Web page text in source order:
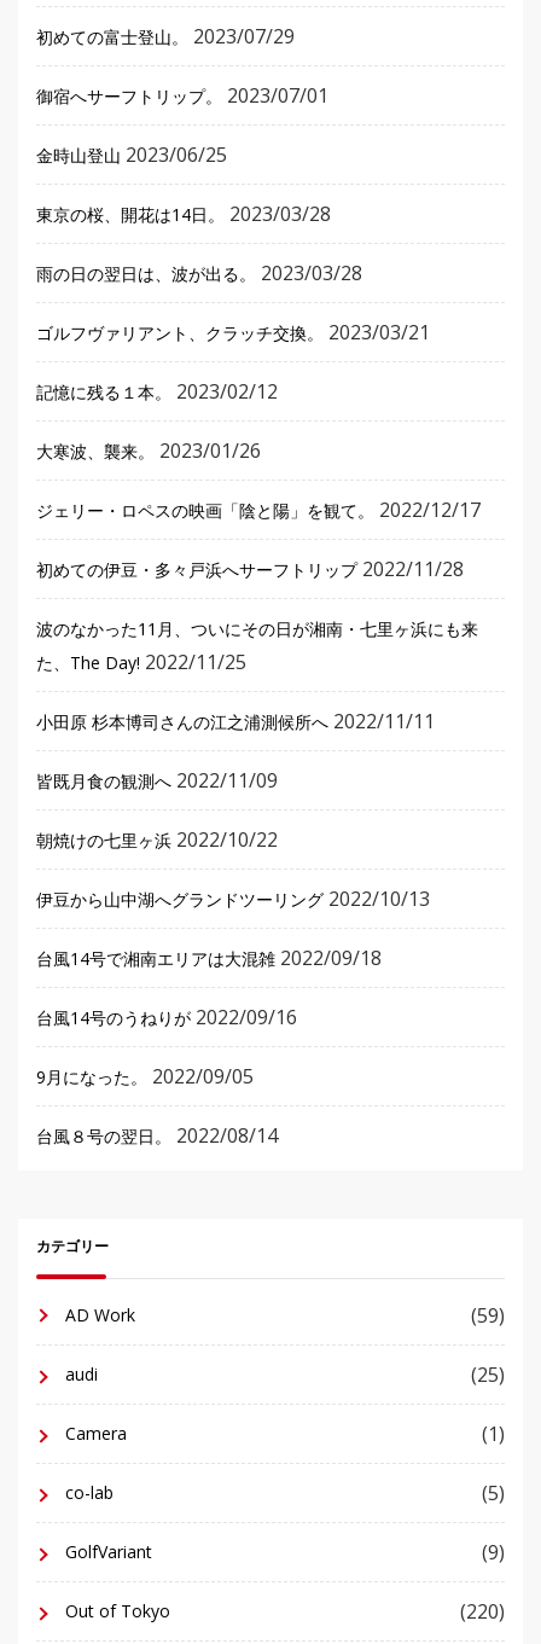
初めての富士登山。 2023/07/29
御宿へサーフトリップ。 2023/07/01
金時山登山 2023/06/25
東京の桜、開花は14日。 2023/03/28
雨の日の翌日は、波が出る。 2023/03/28
ゴルフヴァリアント、クラッチ交換。 2023/03/21
記憶に残る１本。 2023/02/12
大寒波、襲来。 2023/01/26
ジェリー・ロペスの映画「陰と陽」を観て。 2022/12/17
初めての伊豆・多々戸浜へサーフトリップ 2022/11/28
波のなかった11月、ついにその日が湘南・七里ヶ浜にも来
た、The Day! 2022/11/25
小田原 杉本博司さんの江之浦測候所へ 2022/11/11
皆既月食の観測へ 2022/11/09
朝焼けの七里ヶ浜 2022/10/22
伊豆から山中湖へグランドツーリング 2022/10/13
台風14号で湘南エリアは大混雑 2022/09/18
台風14号のうねりが 2022/09/16
9月になった。 2022/09/05
台風８号の翌日。 2022/08/14
カテゴリー
AD Work (59)
audi (25)
Camera (1)
co-lab (5)
GolfVariant (9)
Out of Tokyo (220)